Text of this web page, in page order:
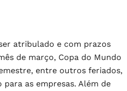
atribulado e com prazos
de março, Copa do Mundo
entre outros feriados,
as empresas. Além de